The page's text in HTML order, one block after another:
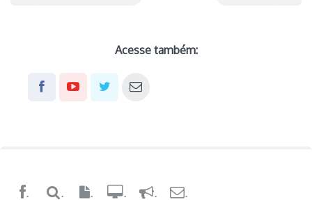
Acesse também:
. . .